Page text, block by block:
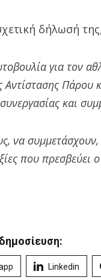
δήλωσή
για τον
Πάρου
και
να
που πρεσβεύει
Linkedin